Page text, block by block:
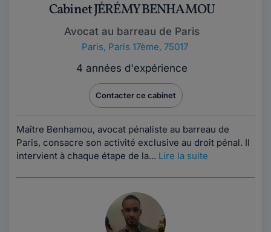
Cabinet JÉRÉMY BENHAMOU
Avocat au barreau de Paris
Paris, Paris 17ème, 75017
4 années d'expérience
Contacter ce cabinet
Maître Benhamou, avocat pénaliste au barreau de
Paris, consacre son activité exclusive au droit pénal. Il
intervient à chaque étape de la... Lire la suite